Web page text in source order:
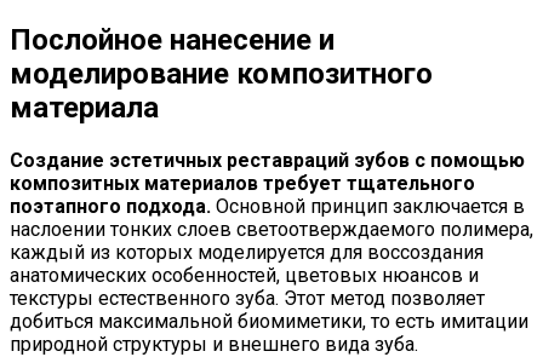
Послойное нанесение и
моделирование композитного
материала
Создание эстетичных реставраций зубов с помощью
композитных материалов требует тщательного
поэтапного подхода. Основной принцип заключается в
наслоении тонких слоев светоотверждаемого полимера,
каждый из которых моделируется для воссоздания
анатомических особенностей, цветовых нюансов и
текстуры естественного зуба. Этот метод позволяет
добиться максимальной биомиметики, то есть имитации
природной структуры и внешнего вида зуба.